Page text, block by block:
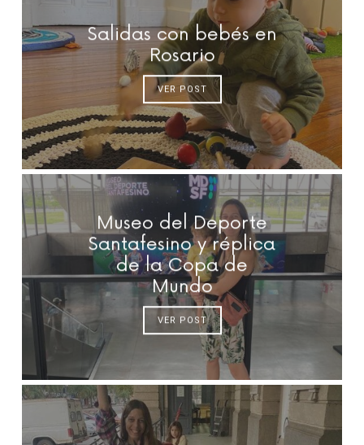
Salidas con bebés en
Rosario
VER POST
Museo del Deporte
Santafesino y réplica
de la Copa de
Mundo
VER POST